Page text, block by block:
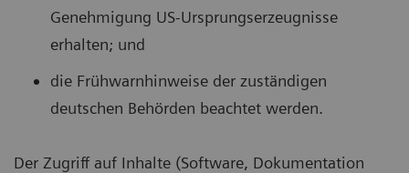
Genehmigung US-Ursprungserzeugnisse
erhalten; und
die Frühwarnhinweise der zuständigen
deutschen Behörden beachtet werden.
Der Zugriff auf Inhalte (Software, Dokumentation